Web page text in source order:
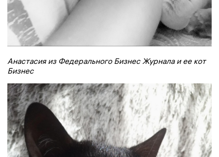
Анастасия из Федерального Бизнес Журнала и ее кот
Бизнес